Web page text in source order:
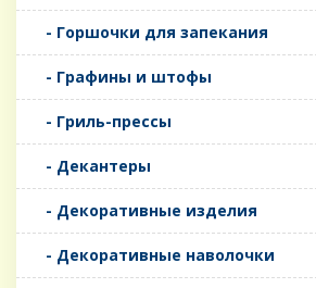
- Горшочки для запекания
- Графины и штофы
- Гриль-прессы
- Декантеры
- Декоративные изделия
- Декоративные наволочки